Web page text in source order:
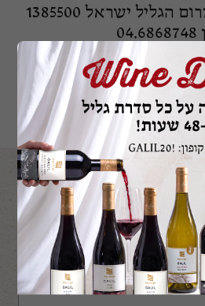
ישראל 1385500
ונשמח לחזור
אליכם